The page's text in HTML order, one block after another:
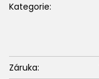
Kategorie:
Záruka: